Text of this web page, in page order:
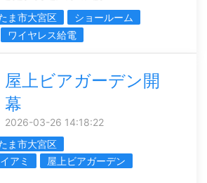
ま市大宮区
ショールーム
ワイヤレス給電
屋上ビアガーデン開
幕
2026-03-26 14:18:22
ま市大宮区
アミ
屋上ビアガーデン